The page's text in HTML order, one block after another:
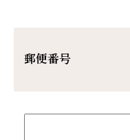
郵便番号